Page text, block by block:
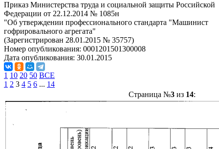
Приказ Министерства труда и социальной защиты Российской
Федерации от 22.12.2014 № 1085н
"Об утверждении профессионального стандарта "Машинист
гофрировального агрегата"
(Зарегистрирован 28.01.2015 № 35757)
Номер опубликования: 0001201501300008
Дата опубликования: 30.01.2015
1 10 20 50 ВСЕ
1 2 3 4 5 6 ... 14
Страница №3из 14: